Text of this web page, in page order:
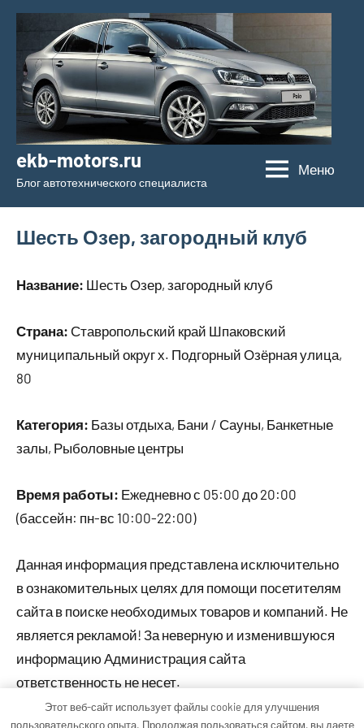
Перейти
содержимому
ekb-motors.ru
Блог автотехнического специалиста
Меню
Шесть Озер, загородный клуб
Название: Шесть Озер, загородный клуб
Страна: Ставропольский край Шпаковский
муниципальный округ х. Подгорный Озёрная улица,
80
Категория: Базы отдыха, Бани / Сауны, Банкетные
залы, Рыболовные центры
Время работы: Ежедневно с 05:00 до 20:00
(бассейн: пн-вс 10:00-22:00)
Данная информация представлена исключительно
в ознакомительных целях для помощи посетителям
сайта в поиске необходимых товаров и компаний. Не
является рекламой! За неверную и изменившуюся
информацию Администрация сайта
ответственность не несет.
Этот веб-сайт использует файлы cookie для улучшения
пользовательского опыта. Продолжая пользоваться сайтом, вы даете